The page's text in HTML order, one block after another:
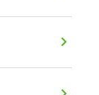
は全